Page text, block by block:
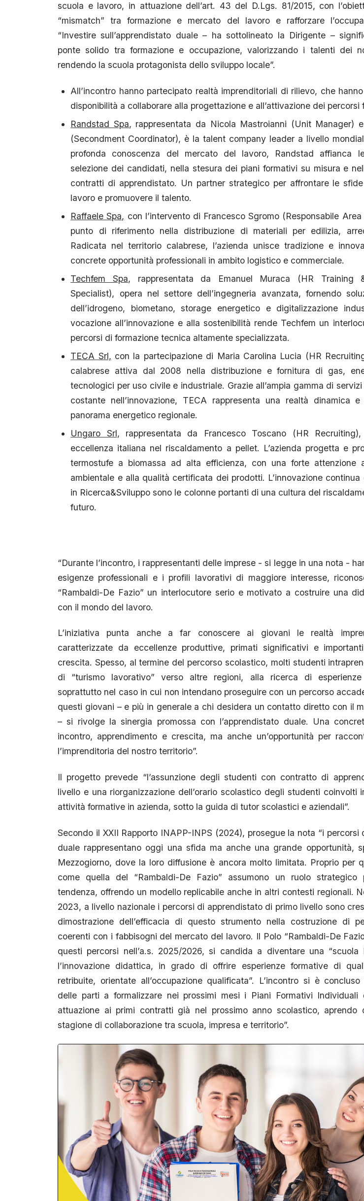
scuola e lavoro, in attuazione dell’art. 43 del D.Lgs. 81/2015, con
“mismatch” tra formazione e mercato del lavoro e rafforzare
“Investire sull’apprendistato duale – ha sottolineato la Dirigente –
ponte solido tra formazione e occupazione, valorizzando i talenti dei
rendendo la scuola protagonista dello sviluppo locale”.
All’incontro hanno partecipato realtà imprenditoriali di rilievo, che
disponibilità a collaborare alla progettazione e all’attivazione dei percorsi
Randstad Spa, rappresentata da Nicola Mastroianni (Unit Manager)
(Secondment Coordinator), è la talent company leader a livello
profonda conoscenza del mercato del lavoro, Randstad affianca
selezione dei candidati, nella stesura dei piani formativi su misura e
contratti di apprendistato. Un partner strategico per affrontare le
lavoro e promuovere il talento.
Raffaele Spa, con l’intervento di Francesco Sgromo (Responsabile
punto di riferimento nella distribuzione di materiali per edilizia,
Radicata nel territorio calabrese, l’azienda unisce tradizione e
concrete opportunità professionali in ambito logistico e commerciale.
Techfem Spa, rappresentata da Emanuel Muraca (HR Training
Specialist), opera nel settore dell’ingegneria avanzata, fornendo
dell’idrogeno, biometano, storage energetico e digitalizzazione
vocazione all’innovazione e alla sostenibilità rende Techfem un
percorsi di formazione tecnica altamente specializzata.
TECA Srl, con la partecipazione di Maria Carolina Lucia (HR
calabrese attiva dal 2008 nella distribuzione e fornitura di gas,
tecnologici per uso civile e industriale. Grazie all’ampia gamma di
costante nell’innovazione, TECA rappresenta una realtà dinamica
panorama energetico regionale.
Ungaro Srl, rappresentata da Francesco Toscano (HR
eccellenza italiana nel riscaldamento a pellet. L’azienda progetta e
termostufe a biomassa ad alta efficienza, con una forte attenzione
ambientale e alla qualità certificata dei prodotti. L’innovazione continua
in Ricerca&Sviluppo sono le colonne portanti di una cultura del
futuro.
“Durante l’incontro, i rappresentanti delle imprese - si legge in una nota -
esigenze professionali e i profili lavorativi di maggiore interesse,
“Rambaldi-De Fazio” un interlocutore serio e motivato a costruire una
con il mondo del lavoro.
L’iniziativa punta anche a far conoscere ai giovani le realtà
caratterizzate da eccellenze produttive, primati significativi e
crescita. Spesso, al termine del percorso scolastico, molti studenti
di “turismo lavorativo” verso altre regioni, alla ricerca di
soprattutto nel caso in cui non intendano proseguire con un percorso
questi giovani – e più in generale a chi desidera un contatto diretto con il
– si rivolge la sinergia promossa con l’apprendistato duale. Una
incontro, apprendimento e crescita, ma anche un’opportunità per
l’imprenditoria del nostro territorio”.
Il progetto prevede “l’assunzione degli studenti con contratto di
livello e una riorganizzazione dell’orario scolastico degli studenti coinvolti
attività formative in azienda, sotto la guida di tutor scolastici e aziendali”.
Secondo il XXII Rapporto INAPP-INPS (2024), prosegue la nota “i percorsi
duale rappresentano oggi una sfida ma anche una grande opportunità,
Mezzogiorno, dove la loro diffusione è ancora molto limitata. Proprio per
come quella del “Rambaldi-De Fazio” assumono un ruolo strategico
tendenza, offrendo un modello replicabile anche in altri contesti regionali.
2023, a livello nazionale i percorsi di apprendistato di primo livello sono
dimostrazione dell’efficacia di questo strumento nella costruzione di
coerenti con i fabbisogni del mercato del lavoro. Il Polo “Rambaldi-De
questi percorsi nell’a.s. 2025/2026, si candida a diventare una “scuola
l’innovazione didattica, in grado di offrire esperienze formative di
retribuite, orientate all’occupazione qualificata”. L’incontro si è concluso
delle parti a formalizzare nei prossimi mesi i Piani Formativi
attuazione ai primi contratti già nel prossimo anno scolastico, aprendo
stagione di collaborazione tra scuola, impresa e territorio”.